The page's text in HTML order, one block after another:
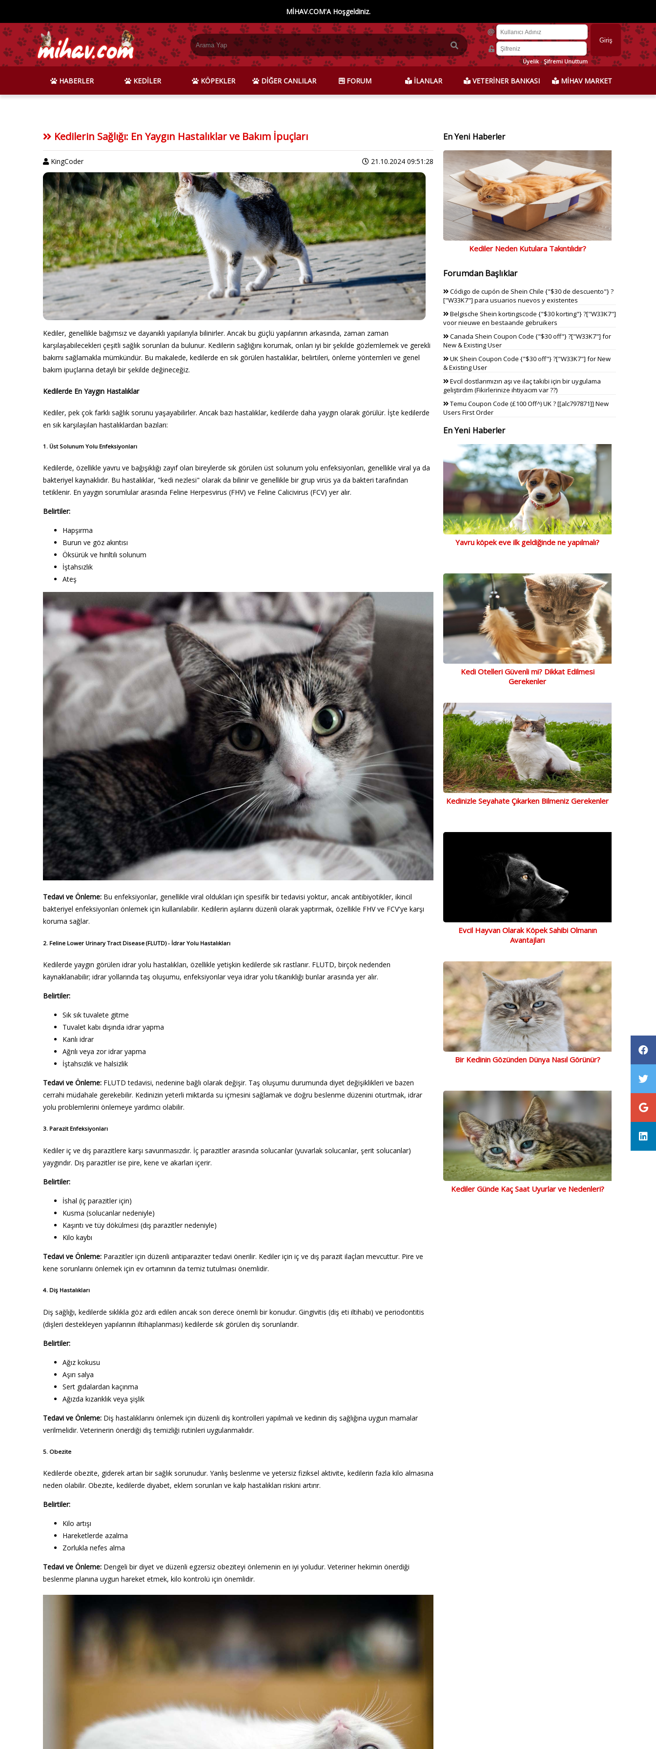
MİHAV.COM'A Hoşgeldiniz.
Üyelik-Şifremi Unuttum
HABERLER KEDİLER KÖPEKLER DİĞER CANLILAR FORUM İLANLAR VETERİNER BANKASI MİHAV MARKET
Kedilerin Sağlığı: En Yaygın Hastalıklar ve Bakım İpuçları
KingCoder 21.10.2024 09:51:28
Kediler, genellikle bağımsız ve dayanıklı yapılarıyla bilinirler. Ancak bu güçlü yapılarının arkasında, zaman zaman
karşılaşabilecekleri çeşitli sağlık sorunları da bulunur. Kedilerin sağlığını korumak, onları iyi bir şekilde gözlemlemek ve gerekli
bakımı sağlamakla mümkündür. Bu makalede, kedilerde en sık görülen hastalıklar, belirtileri, önleme yöntemleri ve genel
bakım ipuçlarına detaylı bir şekilde değineceğiz.
Kedilerde En Yaygın Hastalıklar
Kediler, pek çok farklı sağlık sorunu yaşayabilirler. Ancak bazı hastalıklar, kedilerde daha yaygın olarak görülür. İşte kedilerde
en sık karşılaşılan hastalıklardan bazıları:
1. Üst Solunum Yolu Enfeksiyonları
Kedilerde, özellikle yavru ve bağışıklığı zayıf olan bireylerde sık görülen üst solunum yolu enfeksiyonları, genellikle viral ya da
bakteriyel kaynaklıdır. Bu hastalıklar, "kedi nezlesi" olarak da bilinir ve genellikle bir grup virüs ya da bakteri tarafından
tetiklenir. En yaygın sorumlular arasında Feline Herpesvirus (FHV) ve Feline Calicivirus (FCV) yer alır.
Belirtiler:
Hapşırma
Burun ve göz akıntısı
Öksürük ve hırıltılı solunum
İştahsızlık
Ateş
Tedavi ve Önleme: Bu enfeksiyonlar, genellikle viral oldukları için spesifik bir tedavisi yoktur, ancak antibiyotikler, ikincil
bakteriyel enfeksiyonları önlemek için kullanılabilir. Kedilerin aşılarını düzenli olarak yaptırmak, özellikle FHV ve FCV'ye karşı
koruma sağlar.
2. Feline Lower Urinary Tract Disease (FLUTD) - İdrar Yolu Hastalıkları
Kedilerde yaygın görülen idrar yolu hastalıkları, özellikle yetişkin kedilerde sık rastlanır. FLUTD, birçok nedenden
kaynaklanabilir; idrar yollarında taş oluşumu, enfeksiyonlar veya idrar yolu tıkanıklığı bunlar arasında yer alır.
Belirtiler:
Sık sık tuvalete gitme
Tuvalet kabı dışında idrar yapma
Kanlı idrar
Ağrılı veya zor idrar yapma
İştahsızlık ve halsizlik
Tedavi ve Önleme: FLUTD tedavisi, nedenine bağlı olarak değişir. Taş oluşumu durumunda diyet değişiklikleri ve bazen
cerrahi müdahale gerekebilir. Kedinizin yeterli miktarda su içmesini sağlamak ve doğru beslenme düzenini oturtmak, idrar
yolu problemlerini önlemeye yardımcı olabilir.
3. Parazit Enfeksiyonları
Kediler iç ve dış parazitlere karşı savunmasızdır. İç parazitler arasında solucanlar (yuvarlak solucanlar, şerit solucanlar)
yaygındır. Dış parazitler ise pire, kene ve akarları içerir.
Belirtiler:
İshal (iç parazitler için)
Kusma (solucanlar nedeniyle)
Kaşıntı ve tüy dökülmesi (dış parazitler nedeniyle)
Kilo kaybı
Tedavi ve Önleme: Parazitler için düzenli antiparaziter tedavi önerilir. Kediler için iç ve dış parazit ilaçları mevcuttur. Pire ve
kene sorunlarını önlemek için ev ortamının da temiz tutulması önemlidir.
4. Diş Hastalıkları
Diş sağlığı, kedilerde sıklıkla göz ardı edilen ancak son derece önemli bir konudur. Gingivitis (diş eti iltihabı) ve periodontitis
(dişleri destekleyen yapılarının iltihaplanması) kedilerde sık görülen diş sorunlarıdır.
Belirtiler:
Ağız kokusu
Aşırı salya
Sert gıdalardan kaçınma
Ağızda kızarıklık veya şişlik
Tedavi ve Önleme: Diş hastalıklarını önlemek için düzenli diş kontrolleri yapılmalı ve kedinin diş sağlığına uygun mamalar
verilmelidir. Veterinerin önerdiği diş temizliği rutinleri uygulanmalıdır.
5. Obezite
Kedilerde obezite, giderek artan bir sağlık sorunudur. Yanlış beslenme ve yetersiz fiziksel aktivite, kedilerin fazla kilo almasına
neden olabilir. Obezite, kedilerde diyabet, eklem sorunları ve kalp hastalıkları riskini artırır.
Belirtiler:
Kilo artışı
Hareketlerde azalma
Zorlukla nefes alma
Tedavi ve Önleme: Dengeli bir diyet ve düzenli egzersiz obeziteyi önlemenin en iyi yoludur. Veteriner hekimin önerdiği
beslenme planına uygun hareket etmek, kilo kontrolü için önemlidir.
En Yeni Haberler
Kediler Neden Kutulara Takıntılıdır?
Forumdan Başlıklar
Código de cupón de Shein Chile {"$30 de descuento"} ?
["W33K7"] para usuarios nuevos y existentes
Belgische Shein kortingscode {"$30 korting"} ?["W33K7"]
voor nieuwe en bestaande gebruikers
Canada Shein Coupon Code {"$30 off"} ?["W33K7"] for
New & Existing User
UK Shein Coupon Code {"$30 off"} ?["W33K7"] for New
& Existing User
Evcil dostlarımızın aşı ve ilaç takibi için bir uygulama
geliştirdim (Fikirlerinize ihtiyacım var ??)
Temu Coupon Code (£100 Off^) UK ? [[alc797871]] New
Users First Order
En Yeni Haberler
Yavru köpek eve ilk geldiğinde ne yapılmalı?
Kedi Otelleri Güvenli mi? Dikkat Edilmesi
Gerekenler
Kedinizle Seyahate Çıkarken Bilmeniz Gerekenler
Evcil Hayvan Olarak Köpek Sahibi Olmanın
Avantajları
Bir Kedinin Gözünden Dünya Nasıl Görünür?
Kediler Günde Kaç Saat Uyurlar ve Nedenleri?